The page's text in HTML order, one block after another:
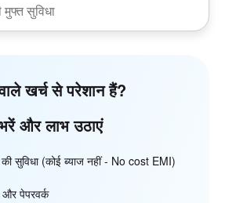
मुफ्त सुविधा
खर्च से परेशान हैं?
और लाभ उठाएं
की सुविधा (कोई ब्याज नहीं - No cost EMI)
पेपरवर्क